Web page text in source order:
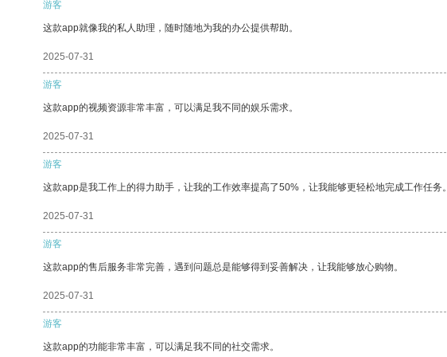
游客
这款app就像我的私人助理，随时随地为我的办公提供帮助。
2025-07-31
游客
这款app的视频资源非常丰富，可以满足我不同的娱乐需求。
2025-07-31
游客
这款app是我工作上的得力助手，让我的工作效率提高了50%，让我能够更轻松地完成工作任务。
2025-07-31
游客
这款app的售后服务非常完善，遇到问题总是能够得到妥善解决，让我能够放心购物。
2025-07-31
游客
这款app的功能非常丰富，可以满足我不同的社交需求。